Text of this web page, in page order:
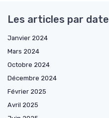
Les articles par date
Janvier 2024
Mars 2024
Octobre 2024
Décembre 2024
Février 2025
Avril 2025